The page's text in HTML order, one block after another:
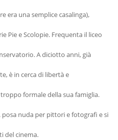
era una semplice casalinga),
Pie e Scolopie. Frequenta il liceo
A diciotto anni, già
è in cerca di libertà e
formale della sua famiglia.
posa nuda per pittori e fotografi e si
del cinema.